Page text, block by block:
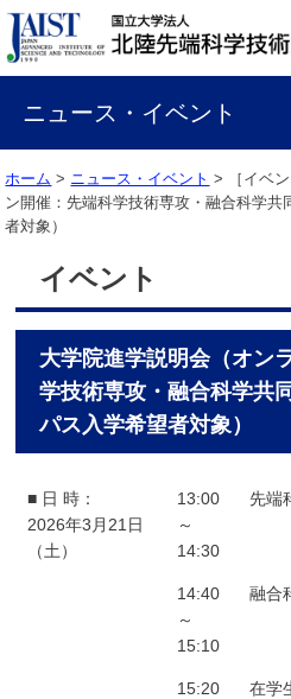
国
学
法
人
北
端
ニュース・イベント
ホーム > ニュース・イベント > ［イベン
ン開催：先端科学技術専攻・融合科学
者対象）
イベント
大学院進学説明会（オン
学技術専攻・融合科学共
パス入学希望者対象）
■ 日 時：
2026年3月21日
（土）
13:00
～
14:30
先端
14:40
～
15:10
融合
15:20
在学